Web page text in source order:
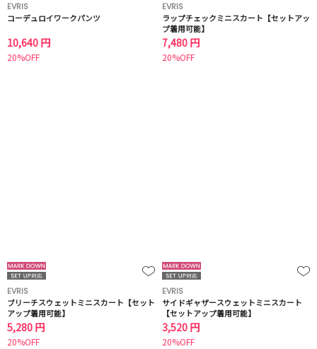
EVRIS
コーデュロイワークパンツ
10,640 円
20%OFF
EVRIS
ラップチェックミニスカート【セットアッ
プ着用可能】
7,480 円
20%OFF
EVRIS
ブリーチスウェットミニスカート【セット
アップ着用可能】
5,280 円
20%OFF
EVRIS
サイドギャザースウェットミニスカート
【セットアップ着用可能】
3,520 円
20%OFF